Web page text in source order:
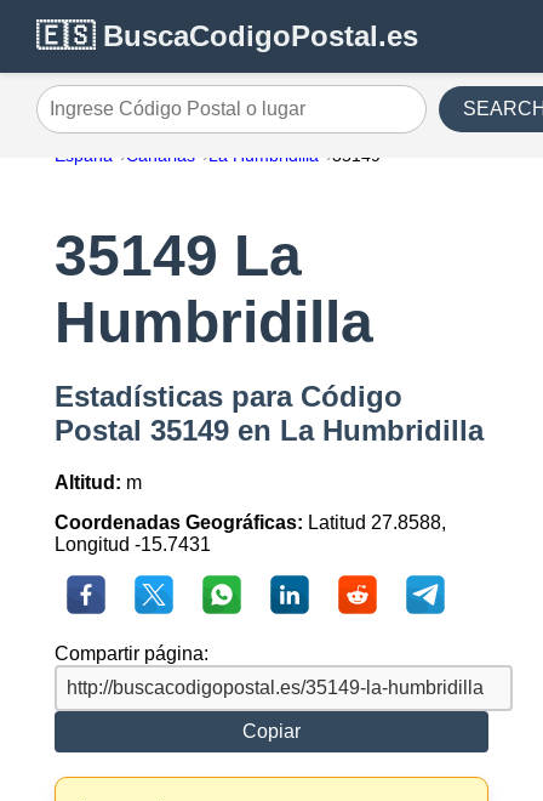
🇪🇸 BuscaCodigoPostal.es
Ingrese Código Postal o lugar
España Canarias La Humbridilla 35149
35149 La
Humbridilla
Estadísticas para Código
Postal 35149 en La Humbridilla
Altitud: m
Coordenadas Geográficas: Latitud 27.8588,
Longitud -15.7431
Compartir página:
Copiar